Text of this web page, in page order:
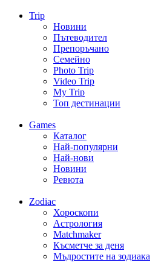
Trip
Новини
Пътеводител
Препоръчано
Семейно
Photo Trip
Video Trip
My Trip
Топ дестинации
Games
Каталог
Най-популярни
Най-нови
Новини
Ревюта
Zodiac
Хороскопи
Астрология
Matchmaker
Късметче за деня
Мъдростите на зодиака